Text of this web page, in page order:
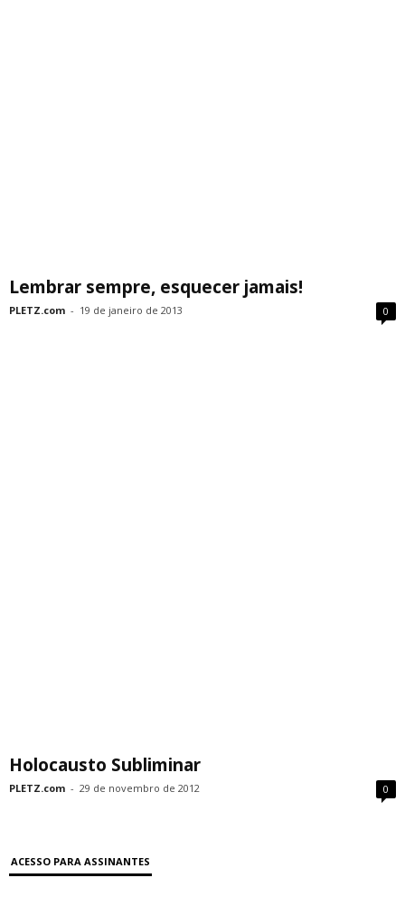
Lembrar sempre, esquecer jamais!
PLETZ.com - 19 de janeiro de 2013 0
Holocausto Subliminar
PLETZ.com - 29 de novembro de 2012 0
ACESSO PARA ASSINANTES